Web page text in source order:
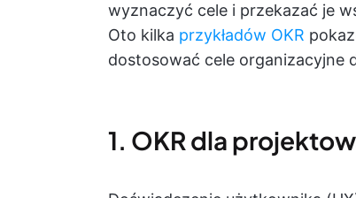
wyznaczyć cele i przekazać je
Oto kilka przykładów OKR
dostosować cele organizacyjne
1. OKR dla